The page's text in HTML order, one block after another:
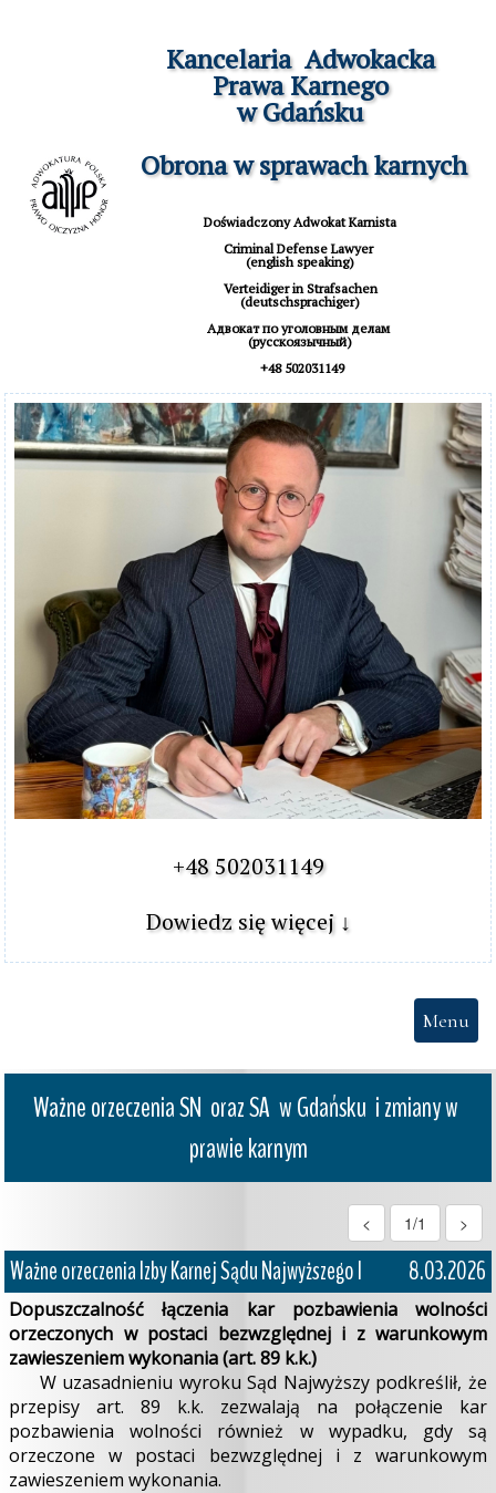
Kancelaria  Adwokacka
Prawa Karnego
w Gdańsku
Obrona w sprawach karnych
Doświadczony Adwokat Karnista
Criminal Defense Lawyer
(english speaking)
(deutschsprachiger)
Aдвокат по уголовным делам
(русскоязычный)
+48 502031149
+48 502031149
Dowiedz się więcej ↓
Menu
Ważne orzeczenia SN  oraz SA  w Gdańsku  i zmiany w
prawie karnym
< 1/1 >
Ważne orzeczenia Izby Karnej Sądu Najwyższego I 8.03.2026
Dopuszczalność łączenia kar pozbawienia wolności
orzeczonych w postaci bezwzględnej i z warunkowym
zawieszeniem wykonania (art. 89 k.k.)
W uzasadnieniu wyroku Sąd Najwyższy podkreślił, że
przepisy art. 89 k.k. zezwalają na połączenie kar
pozbawienia wolności również w wypadku, gdy są
orzeczone w postaci bezwzględnej i z warunkowym
zawieszeniem wykonania.